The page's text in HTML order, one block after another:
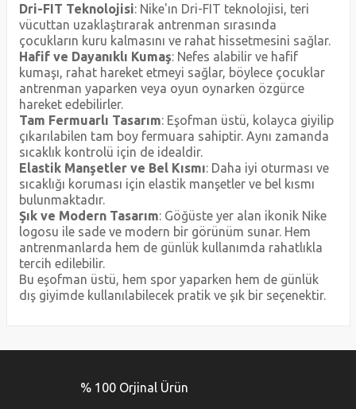
Dri-FIT Teknolojisi: Nike'ın Dri-FIT teknolojisi, teri
vücuttan uzaklaştırarak antrenman sırasında
çocukların kuru kalmasını ve rahat hissetmesini sağlar.
Hafif ve Dayanıklı Kumaş: Nefes alabilir ve hafif
kumaşı, rahat hareket etmeyi sağlar, böylece çocuklar
antrenman yaparken veya oyun oynarken özgürce
hareket edebilirler.
Tam Fermuarlı Tasarım: Eşofman üstü, kolayca giyilip
çıkarılabilen tam boy fermuara sahiptir. Aynı zamanda
sıcaklık kontrolü için de idealdir.
Elastik Manşetler ve Bel Kısmı: Daha iyi oturması ve
sıcaklığı koruması için elastik manşetler ve bel kısmı
bulunmaktadır.
Şık ve Modern Tasarım: Göğüste yer alan ikonik Nike
logosu ile sade ve modern bir görünüm sunar. Hem
antrenmanlarda hem de günlük kullanımda rahatlıkla
tercih edilebilir.
Bu eşofman üstü, hem spor yaparken hem de günlük
dış giyimde kullanılabilecek pratik ve şık bir seçenektir.
Görüş ve önerileriniz için teşekkür ederiz.
% 100 Orjinal Ürün